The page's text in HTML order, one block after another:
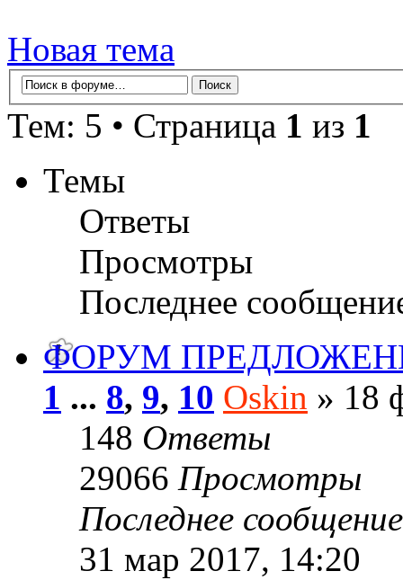
Новая тема
Тем: 5 • Страница 1 из 1
Темы
Ответы
Просмотры
Последнее
ФОРУМ
1 ... 8, 9, 10 Oskin » 18
148 Ответы
29066 Просмотры
Последнее
31 мар 2017, 14:20